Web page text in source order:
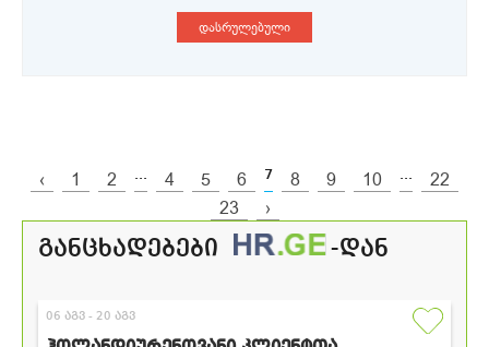
დასრულებული
‹ 1 2 ... 4 5 6 7 8 9 10 ...
22
23
›